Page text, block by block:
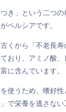
き」という二つ
ペルシアです。
くから「不老長
おり、アミノ酸
に含んでいます。
使うため、嗜好
で栄養を逃さない